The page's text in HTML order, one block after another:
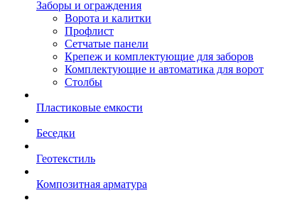
Заборы и ограждения
Ворота и калитки
Профлист
Сетчатые панели
Крепеж и комплектующие для заборов
Комплектующие и автоматика для ворот
Столбы
Пластиковые емкости
Беседки
Геотекстиль
Композитная арматура